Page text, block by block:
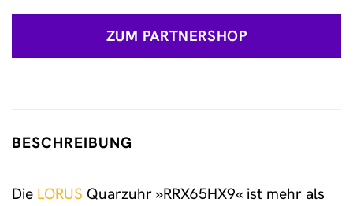
ZUM PARTNERSHOP
BESCHREIBUNG
Die LORUS Quarzuhr »RRX65HX9« ist mehr als